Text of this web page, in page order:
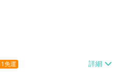
免運